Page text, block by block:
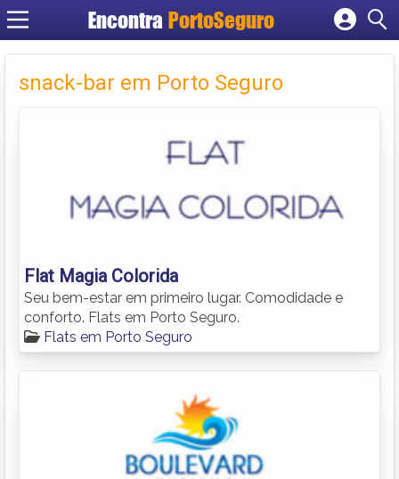
Encontra PortoSeguro
Cadastrar empresa
Criar conta
snack-bar em Porto Seguro
Flat Magia Colorida
Seu bem-estar em primeiro lugar. Comodidade e
conforto. Flats em Porto Seguro.
Flats em Porto Seguro